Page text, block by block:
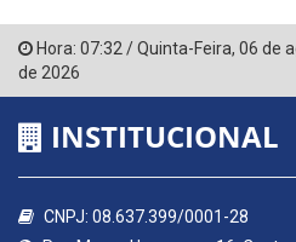
Hora: 07:32/Quinta-Feira, 06 de
de 2026
INSTITUCIONAL
CNPJ: 08.637.399/0001-28